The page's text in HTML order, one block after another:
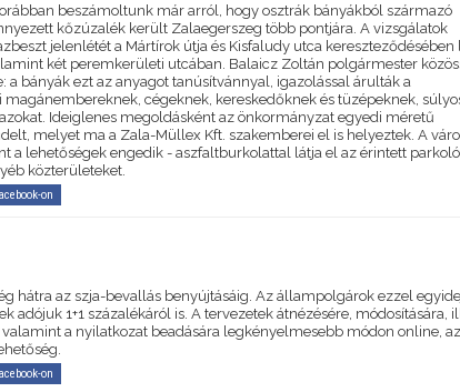
beszámoltunk már arról, hogy osztrák bányákból származó
kőzúzalék került Zalaegerszeg több pontjára. A vizsgálatok
jelenlétét a Mártírok útja és Kisfaludy utca kereszteződésében
két peremkerületi utcában. Balaicz Zoltán polgármester
a bányák ezt az anyagot tanúsítvánnyal, igazolással árulták a
magánembereknek, cégeknek, kereskedőknek és tüzépeknek,
Ideiglenes megoldásként az önkormányzat egyedi méretű
melyet ma a Zala-Müllex Kft. szakemberei el is helyeztek. A
a lehetőségek engedik - aszfaltburkolattal látja el az érintett
közterületeket.
on
hátra az szja-bevallás benyújtásáig. Az állampolgárok ezzel
adójuk 1+1 százalékáról is. A tervezetek átnézésére, módosítására,
valamint a nyilatkozat beadására legkényelmesebb módon online,
on